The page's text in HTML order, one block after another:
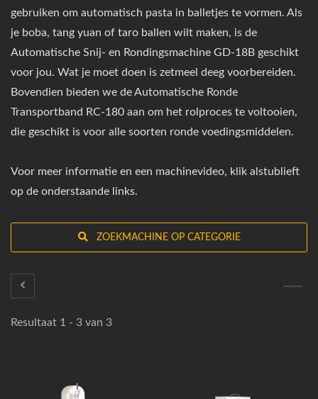
gebruiken om automatisch pasta in balletjes te vormen. Als
je boba, tang yuan of taro ballen wilt maken, is de
Automatische Snij- en Rondingsmachine GD-18B geschikt
voor jou. Wat je moet doen is zetmeel deeg voorbereiden.
Bovendien bieden we de Automatische Ronde
Transportband RC-180 aan om het rolproces te voltooien,
die geschikt is voor alle soorten ronde voedingsmiddelen.
Voor meer informatie en een machinevideo, klik alstublieft
op de onderstaande links.
ZOEKMACHINE OP CATEGORIE
Resultaat 1 - 3 van 3